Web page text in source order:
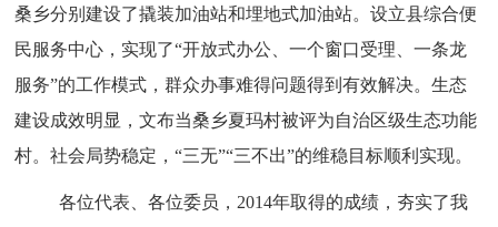
桑乡分别建设了撬装加油站和埋地式加油站。设立县综合便
民服务中心，实现了“开放式办公、一个窗口受理、一条龙
服务”的工作模式，群众办事难得问题得到有效解决。生态
建设成效明显，文布当桑乡夏玛村被评为自治区级生态功能
村。社会局势稳定，“三无”“三不出”的维稳目标顺利实现。
各位代表、各位委员，2014年取得的成绩，夯实了我